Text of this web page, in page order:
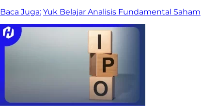
Baca Juga: Yuk Belajar Analisis Fundamental Saham